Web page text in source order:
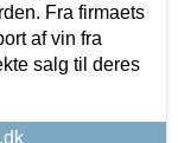
Fra firmaets
af vin fra
salg til deres